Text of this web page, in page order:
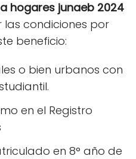
hogares junaeb 2024
las condiciones por
beneficio:
o bien urbanos con
en el Registro
en 8° año de